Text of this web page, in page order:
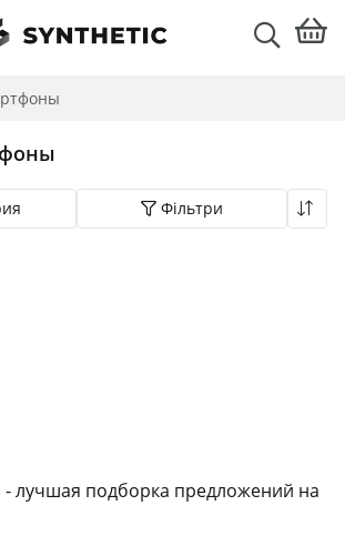
Фільтри
лучшая подборка предложений на